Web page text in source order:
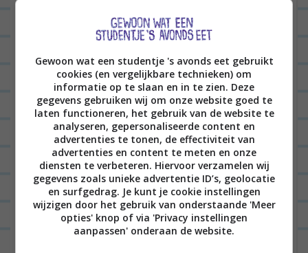
Volg Leo’s leven viaINSTAGRAMen blijf op de
hoogte van nieuwe recepten viaFACEBOOK
Lees ook
Leo’s leven 187: vier verjaardagen
in één weekend & voor het eerst
in het supermarkt babyschap
LEO'S LEVEN 0
Gewoon wat een studentje 's avonds eet gebruikt
cookies (en vergelijkbare technieken) om
informatie op te slaan en in te zien. Deze
gegevens gebruiken wij om onze website goed te
laten functioneren, het gebruik van de website te
analyseren, gepersonaliseerde content en
advertenties te tonen, de effectiviteit van
advertenties en content te meten en onze
diensten te verbeteren. Hiervoor verzamelen wij
gegevens zoals unieke advertentie ID’s, geolocatie
en surfgedrag. Je kunt je cookie instellingen
wijzigen door het gebruik van onderstaande 'Meer
opties' knop of via 'Privacy instellingen
aanpassen' onderaan de website.